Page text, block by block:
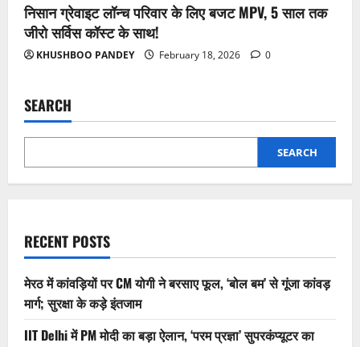
निसान ग्रेवाइट लॉन्च परिवार के लिए बजट MPV, 5 साल तक
जीरो सर्विस कॉस्ट के साथ!
KHUSHBOO PANDEY February 18, 2026 0
SEARCH
SEARCH
RECENT POSTS
मेरठ में कांवड़ियों पर CM योगी ने बरसाए फूल, ‘बोल बम’ से गूंजा कांवड़
मार्ग; सुरक्षा के कड़े इंतजाम
IIT Delhi में PM मोदी का बड़ा ऐलान, ‘परम प्रज्ञा’ सुपरकंप्यूटर का